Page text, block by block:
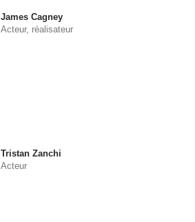
James Cagney
Acteur, réalisateur
Tristan Zanchi
Acteur